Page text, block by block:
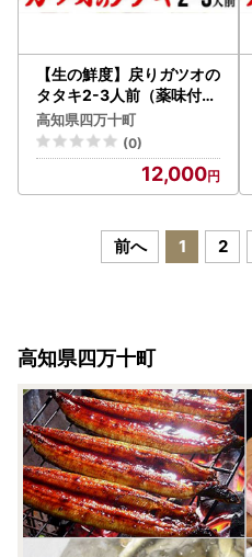
【生の鮮度】戻りガツオの
タタキ2-3人前（薬味付き
）【冷蔵】／Efs-07
高知県四万十町
(0)
12,000
前へ 1 2
高知県四万十町